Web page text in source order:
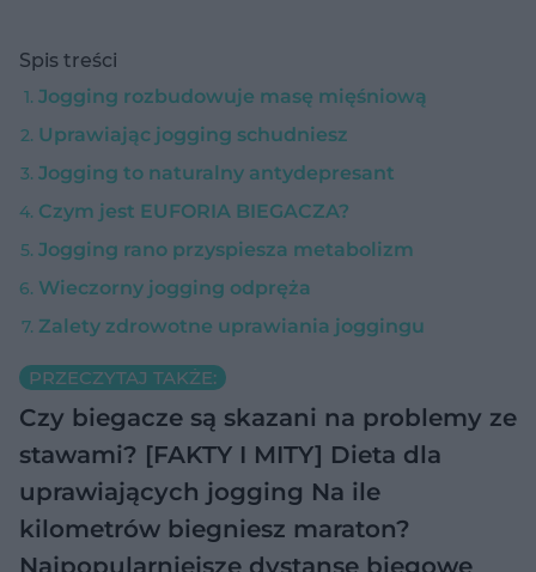
Spis treści
Jogging rozbudowuje masę mięśniową
Uprawiając jogging schudniesz
Jogging to naturalny antydepresant
Czym jest EUFORIA BIEGACZA?
Jogging rano przyspiesza metabolizm
Wieczorny jogging odpręża
Zalety zdrowotne uprawiania joggingu
PRZECZYTAJ TAKŻE:
Czy biegacze są skazani na problemy ze
stawami? [FAKTY I MITY] Dieta dla
uprawiających jogging Na ile
kilometrów biegniesz maraton?
Najpopularniejsze dystanse biegowe